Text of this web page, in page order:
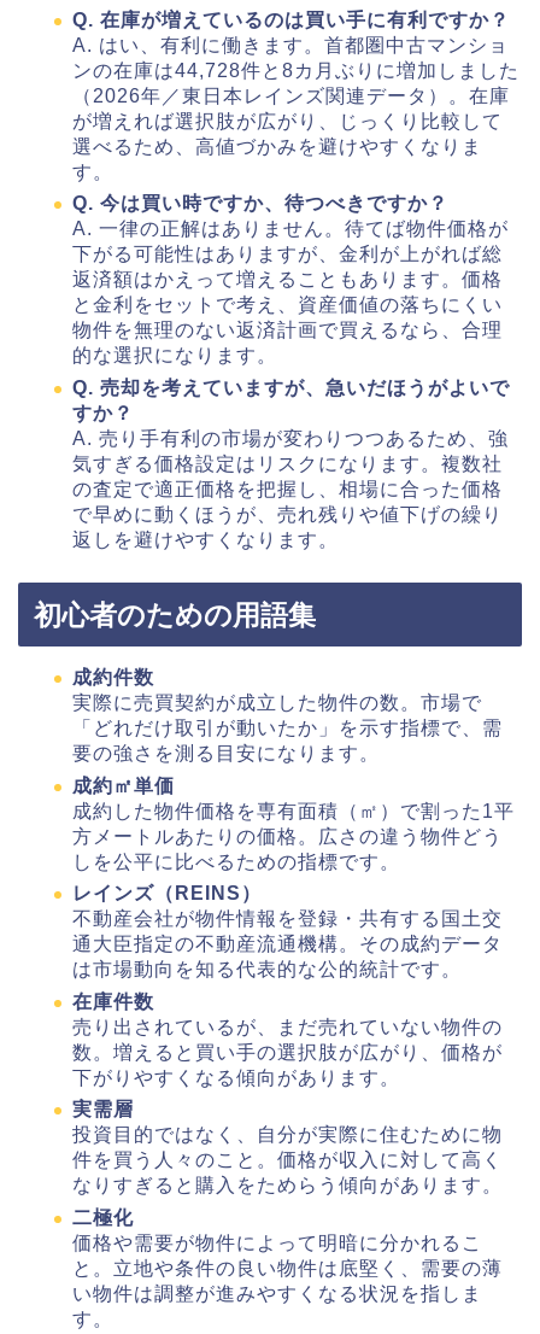
Q. 在庫が増えているのは買い手に有利ですか？
A. はい、有利に働きます。首都圏中古マンショ
ンの在庫は44,728件と8カ月ぶりに増加しました
（2026年／東日本レインズ関連データ）。在庫
が増えれば選択肢が広がり、じっくり比較して
選べるため、高値づかみを避けやすくなりま
す。
Q. 今は買い時ですか、待つべきですか？
A. 一律の正解はありません。待てば物件価格が
下がる可能性はありますが、金利が上がれば総
返済額はかえって増えることもあります。価格
と金利をセットで考え、資産価値の落ちにくい
物件を無理のない返済計画で買えるなら、合理
的な選択になります。
Q. 売却を考えていますが、急いだほうがよいで
すか？
A. 売り手有利の市場が変わりつつあるため、強
気すぎる価格設定はリスクになります。複数社
の査定で適正価格を把握し、相場に合った価格
で早めに動くほうが、売れ残りや値下げの繰り
返しを避けやすくなります。
初心者のための用語集
成約件数
実際に売買契約が成立した物件の数。市場で
「どれだけ取引が動いたか」を示す指標で、需
要の強さを測る目安になります。
成約㎡単価
成約した物件価格を専有面積（㎡）で割った1平
方メートルあたりの価格。広さの違う物件どう
しを公平に比べるための指標です。
レインズ（REINS）
不動産会社が物件情報を登録・共有する国土交
通大臣指定の不動産流通機構。その成約データ
は市場動向を知る代表的な公的統計です。
在庫件数
売り出されているが、まだ売れていない物件の
数。増えると買い手の選択肢が広がり、価格が
下がりやすくなる傾向があります。
実需層
投資目的ではなく、自分が実際に住むために物
件を買う人々のこと。価格が収入に対して高く
なりすぎると購入をためらう傾向があります。
二極化
価格や需要が物件によって明暗に分かれるこ
と。立地や条件の良い物件は底堅く、需要の薄
い物件は調整が進みやすくなる状況を指しま
す。